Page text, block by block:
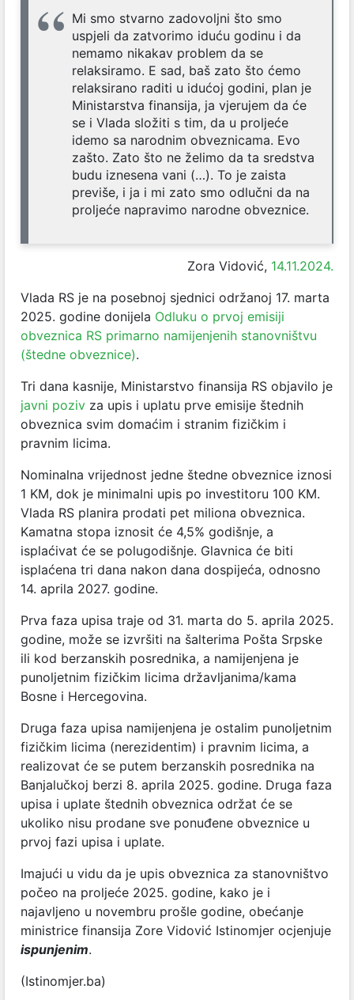
Mi smo stvarno zadovoljni što smo
uspjeli da zatvorimo iduću godinu i da
nemamo nikakav problem da se
relaksiramo. E sad, baš zato što ćemo
relaksirano raditi u idućoj godini, plan je
Ministarstva finansija, ja vjerujem da će
se i Vlada složiti s tim, da u proljeće
idemo sa narodnim obveznicama. Evo
zašto. Zato što ne želimo da ta sredstva
budu iznesena vani (…). To je zaista
previše, i ja i mi zato smo odlučni da na
proljeće napravimo narodne obveznice.
Zora Vidović, 14.11.2024.
Vlada RS je na posebnoj sjednici održanoj 17. marta
2025. godine donijela Odluku o prvoj emisiji
obveznica RS primarno namijenjenih stanovništvu
(štedne obveznice).
Tri dana kasnije, Ministarstvo finansija RS objavilo je
javni poziv za upis i uplatu prve emisije štednih
obveznica svim domaćim i stranim fizičkim i
pravnim licima.
Nominalna vrijednost jedne štedne obveznice iznosi
1 KM, dok je minimalni upis po investitoru 100 KM.
Vlada RS planira prodati pet miliona obveznica.
Kamatna stopa iznosit će 4,5% godišnje, a
isplaćivat će se polugodišnje. Glavnica će biti
isplaćena tri dana nakon dana dospijeća, odnosno
14. aprila 2027. godine.
Prva faza upisa traje od 31. marta do 5. aprila 2025.
godine, može se izvršiti na šalterima Pošta Srpske
ili kod berzanskih posrednika, a namijenjena je
punoljetnim fizičkim licima državljanima/kama
Bosne i Hercegovina.
Druga faza upisa namijenjena je ostalim punoljetnim
fizičkim licima (nerezidentim) i pravnim licima, a
realizovat će se putem berzanskih posrednika na
Banjalučkoj berzi 8. aprila 2025. godine. Druga faza
upisa i uplate štednih obveznica održat će se
ukoliko nisu prodane sve ponuđene obveznice u
prvoj fazi upisa i uplate.
Imajući u vidu da je upis obveznica za stanovništvo
počeo na proljeće 2025. godine, kako je i
najavljeno u novembru prošle godine, obećanje
ministrice finansija Zore Vidović Istinomjer ocjenjuje
ispunjenim.
(Istinomjer.ba)